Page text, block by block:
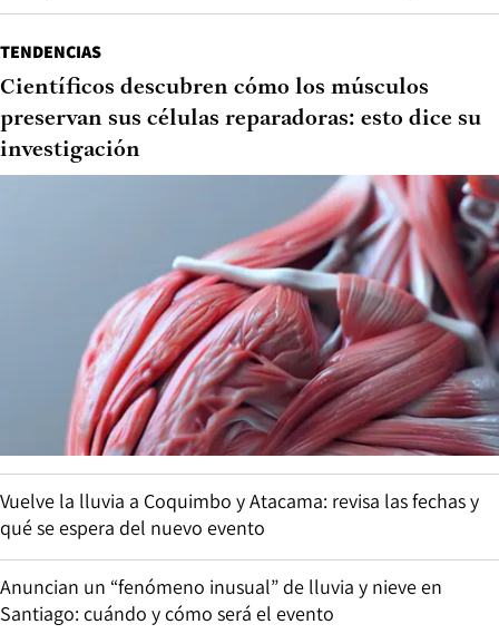
TENDENCIAS
Científicos descubren cómo los músculos
preservan sus células reparadoras: esto dice su
investigación
Vuelve la lluvia a Coquimbo y Atacama: revisa las fechas y
qué se espera del nuevo evento
Anuncian un “fenómeno inusual” de lluvia y nieve en
Santiago: cuándo y cómo será el evento